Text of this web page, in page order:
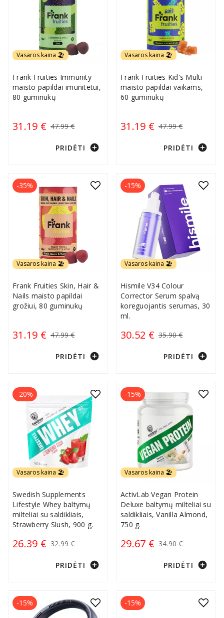
Vasaros kaina 🏖️
Frank Fruities Immunity
maisto papildai imunitetui,
80 guminukų
31.19 € 47.99 €
PRIDĖTI add_circle
Vasaros kaina 🏖️
Frank Fruities Kid's Multi
maisto papildai vaikams,
60 guminukų
31.19 € 47.99 €
PRIDĖTI add_circle
Vasaros kaina 🏖️
Frank Fruities Skin, Hair &
Nails maisto papildai
grožiui, 80 guminukų
31.19 € 47.99 €
-35%
PRIDĖTI add_circle
Vasaros kaina 🏖️
Hismile V34 Colour
Corrector Serum spalvą
koreguojantis serumas, 30
ml.
30.52 € 35.90 €
-15%
PRIDĖTI add_circle
Vasaros kaina 🏖️
Swedish Supplements
Lifestyle Whey baltymų
milteliai su saldikliais,
Strawberry Slush, 900 g.
26.39 € 32.99 €
-20%
PRIDĖTI add_circle
Vasaros kaina 🏖️
ActivLab Vegan Protein
Deluxe baltymų milteliai su
saldikliais, Vanilla Almond,
750 g.
29.67 € 34.90 €
-15%
PRIDĖTI add_circle
-15% -15%